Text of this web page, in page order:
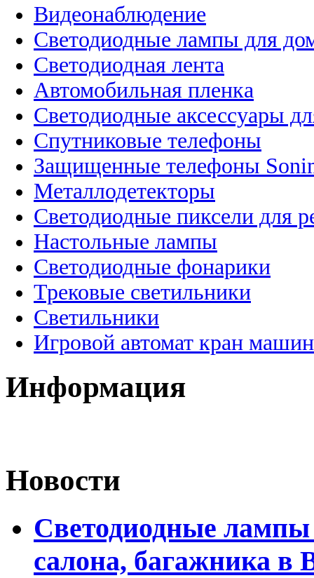
Видеонаблюдение
Светодиодные лампы для
Светодиодная лента
Автомобильная пленка
Светодиодные аксессуары
Спутниковые телефоны
Защищенные телефоны
Металлодетекторы
Светодиодные пиксели для
Настольные лампы
Светодиодные фонарики
Трековые светильники
Светильники
Игровой автомат кран
Информация
Новости
Светодиодные лампы
салона, багажника в